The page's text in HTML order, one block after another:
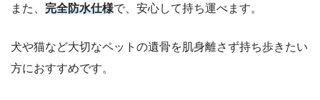
また、 完全防水仕様で、安心して持ち運べます。
犬や猫など大切なペットの遺骨を肌身離さず持ち歩きたい
方におすすめです。